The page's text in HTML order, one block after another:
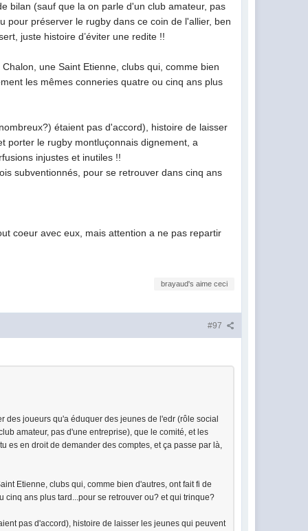
bilan (sauf que la on parle d'un club amateur, pas
pour préserver le rugby dans ce coin de l'allier, ben
juste histoire d’éviter une redite !!
une Saint Etienne, clubs qui, comme bien
les mêmes conneries quatre ou cinq ans plus
étaient pas d'accord), histoire de laisser
porter le rugby montluçonnais dignement, a
injustes et inutiles !!
subventionnés, pour se retrouver dans cinq ans
coeur avec eux, mais attention a ne pas repartir
brayaud's aime ceci
#97
des joueurs qu'a éduquer des jeunes de l'edr (rôle social
amateur, pas d'une entreprise), que le comité, et les
es en droit de demander des comptes, et ça passe par là,
Etienne, clubs qui, comme bien d'autres, ont fait fi de
ans plus tard...pour se retrouver ou? et qui trinque?
pas d'accord), histoire de laisser les jeunes qui peuvent